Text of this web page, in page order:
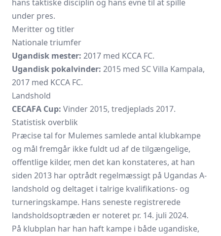
hans taktiske disciplin og hans evne til at spille
under pres.
Meritter og titler
Nationale triumfer
Ugandisk mester: 2017 med KCCA FC.
Ugandisk pokalvinder: 2015 med SC Villa Kampala,
2017 med KCCA FC.
Landshold
CECAFA Cup: Vinder 2015, tredjeplads 2017.
Statistisk overblik
Præcise tal for Mulemes samlede antal klubkampe
og mål fremgår ikke fuldt ud af de tilgængelige,
offentlige kilder, men det kan konstateres, at han
siden 2013 har optrådt regelmæssigt på Ugandas A-
landshold og deltaget i talrige kvalifikations- og
turneringskampe. Hans seneste registrerede
landsholdsoptræden er noteret pr. 14. juli 2024.
På klubplan har han haft kampe i både ugandiske,